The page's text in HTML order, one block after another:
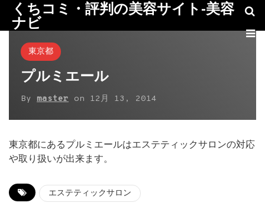
くちコミ・評判の美容サイト-美容
ナビ
東京都
プルミエール
By master on 12月 13, 2014
東京都にあるプルミエールはエステティックサロンの対応
や取り扱いが出来ます。
エステティックサロン